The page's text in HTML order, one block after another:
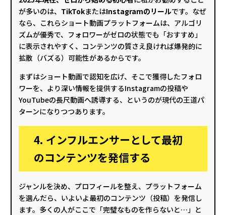
が多いのは、 TikTokまたはInstagramのリールです。なぜ
なら、これらショート動画プラットフォームは、アルゴリ
ズムが優秀で、フォロワーがゼロの状態でも「おすすめ」
に表示されやすく、コンテンツの質さえ良ければ爆発的に
拡散（バズる）可能性があるからです。
まずはショート動画で認知を広げ、そこで獲得したフォロ
ワーを、より深い情報を提供するInstagramの投稿や
YouTubeの長尺動画へ誘導する、というのが現代の王道パ
ターンになりつつあります。
4. インフルエンサーとして最初
のコンテンツを発信する
ジャンルを決め、プロフィールを整え、プラットフォーム
を選んだら、いよいよ最初のコンテンツ（投稿）を発信し
ます。多くの人がここで「完璧なものを作らないと…」と